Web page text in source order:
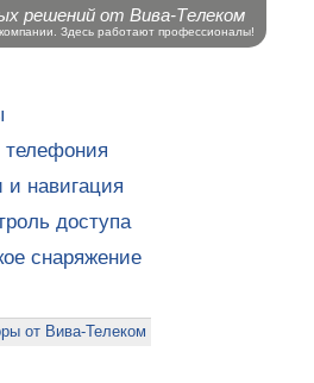
телефония
и навигация
доступа
снаряжение
от Вива-Телеком
решений от Вива-Телеком
Здесь работают профессионалы!